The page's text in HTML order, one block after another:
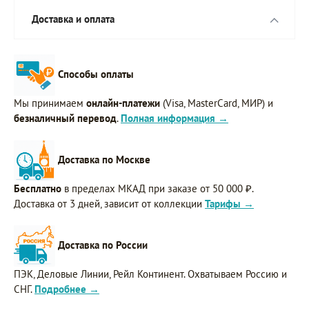
Доставка и оплата
Способы оплаты
Мы принимаем онлайн-платежи (Visa, MasterCard, МИР) и
безналичный перевод. Полная информация →
Доставка по Москве
Бесплатно в пределах МКАД при заказе от 50 000 ₽.
Доставка от 3 дней, зависит от коллекции Тарифы →
Доставка по России
ПЭК, Деловые Линии, Рейл Континент. Охватываем Россию и
СНГ. Подробнее →